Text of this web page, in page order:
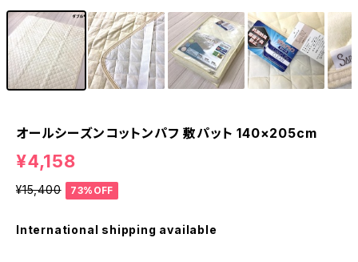
オールシーズンコットンパフ 敷パット 140×205cm
¥4,158
¥15,400 73%OFF
International shipping available